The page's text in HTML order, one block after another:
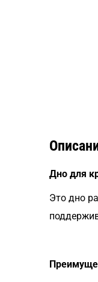
Дно для
Это дно